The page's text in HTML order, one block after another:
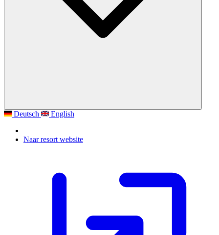
Deutsch English
Naar resort website